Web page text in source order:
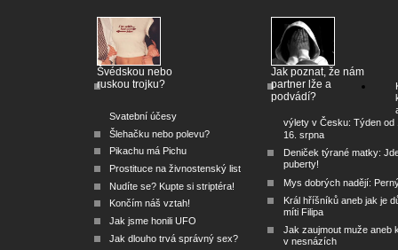
Švédskou nebo
ruskou trojku?
Svatební účesy
Šlehačku nebo polevu?
Pikachu má Pichu
Prostituce na živnostenský list
Nudíte se? Kupte si striptéra!
Končím náš vztah!
Jak jsme honili UFO
Jak dlouho trvá správný sex?
Jak poznat, že nám
partner lže a
podvádí?
výlety v Česku: Týden od
16. srpna
Deniček týrané matky:
puberty!
Mys dobrých nadějí:
Král hříšníků aneb jak je
míti Filipa
Jak zaujmout muže aneb
v nesnázích